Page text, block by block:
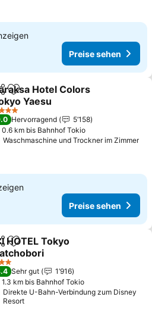
Preise sehen
Zu Favoriten hinzufügen
Hotel Colors
Yaesu
Hervorragend
5’158
0.6 km bis Bahnhof Tokio
Waschmaschine und Trockner im Zimmer
Preise sehen
Zu Favoriten hinzufügen
HOTEL Tokyo
Sehr gut
1’916
1.3 km bis Bahnhof Tokio
Direkte U-Bahn-Verbindung zum Disney
Resort